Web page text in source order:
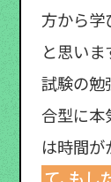
方から学
と思いま
試験の勉
合型に本
は時間が